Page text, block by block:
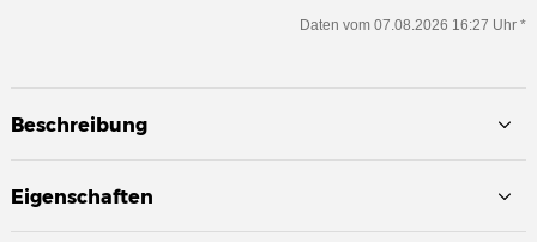
Daten vom 07.08.2026 16:27 Uhr *
Beschreibung
Eigenschaften